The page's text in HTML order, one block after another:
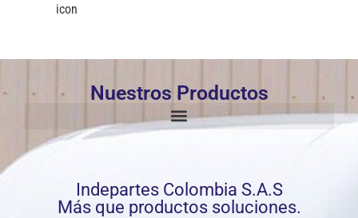
Nuestros Productos
Indepartes Colombia S.A.S
Más que productos soluciones.